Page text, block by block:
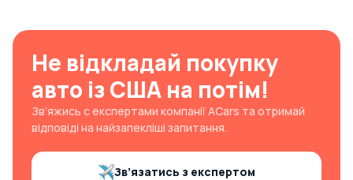
Не відкладай покупку
авто із США на потім!
Зв’яжись с експертами компанії ACars та отримай
відповіді на найзапекліші запитання.
Зв’язатись з експертом